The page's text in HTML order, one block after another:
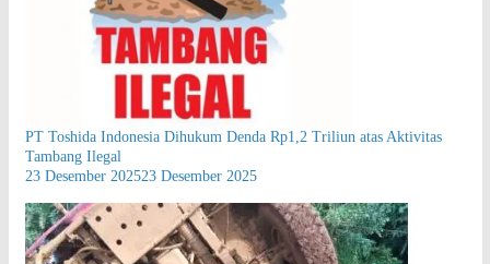
PT Toshida Indonesia Dihukum Denda Rp1,2 Triliun atas Aktivitas
Tambang Ilegal
23 Desember 202523 Desember 2025